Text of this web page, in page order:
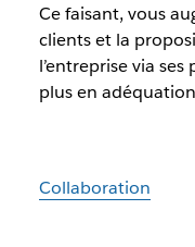
Ce faisant, vous
clients et la
l’entreprise via
plus en
Collaboration